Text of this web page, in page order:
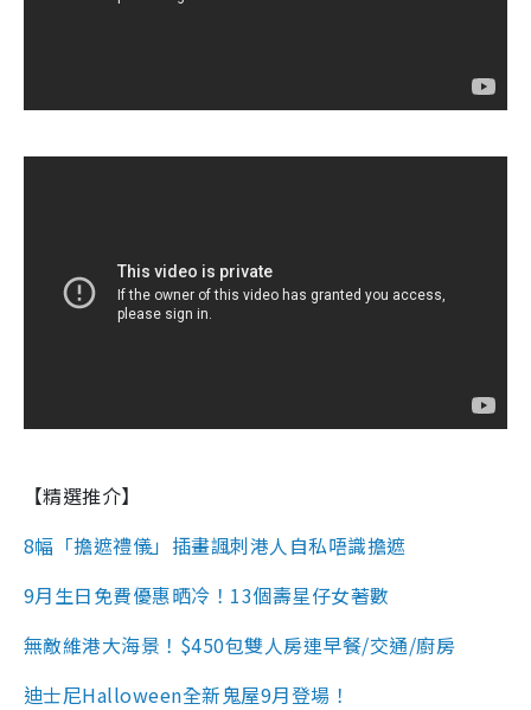
【精選推介】
8幅「擔遮禮儀」插畫諷刺港人自私唔識擔遮
9月生日免費優惠晒冷！13個壽星仔女著數
無敵維港大海景！$450包雙人房連早餐/交通/廚房
迪士尼Halloween全新鬼屋9月登場！